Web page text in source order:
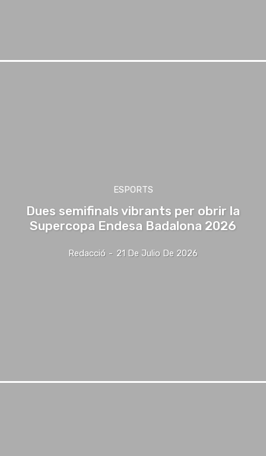
ESPORTS
Dues semifinals vibrants per obrir la
Supercopa Endesa Badalona 2026
Redacció - 21 De Julio De 2026